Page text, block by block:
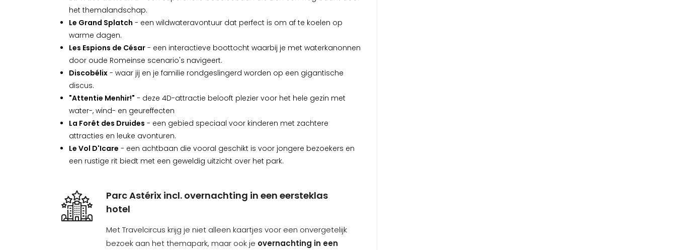
het themalandschap.
Le Grand Splatch - een wildwateravontuur dat perfect is om af te koelen op
warme dagen.
Les Espions de César - een interactieve boottocht waarbij je met waterkanonnen
door oude Romeinse scenario's navigeert.
Discobélix - waar jij en je familie rondgeslingerd worden op een gigantische
discus.
"Attentie Menhir!" - deze 4D-attractie belooft plezier voor het hele gezin met
water-, wind- en geureffecten
La Forêt des Druides - een gebied speciaal voor kinderen met zachtere
attracties en leuke avonturen.
Le Vol D'Icare - een achtbaan die vooral geschikt is voor jongere bezoekers en
een rustige rit biedt met een geweldig uitzicht over het park.
Parc Astérix incl. overnachting in een eersteklas
hotel
Met Travelcircus krijg je niet alleen kaartjes voor een onvergetelijk
bezoek aan het themapark, maar ook je overnachting in een